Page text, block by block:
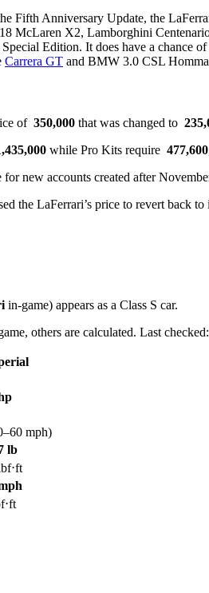
Fifth Anniversary Update, the
McLaren X2, Lamborghini
Edition. It does have a chance
Carrera GT and BMW 3.0 CSL
of 350,000 that was changed to
​ while Pro Kits require 477,600
new accounts created after
the LaFerrari’s price to revert back to
in-game) appears as a Class S car.
others are calculated. Last
mph)
lb